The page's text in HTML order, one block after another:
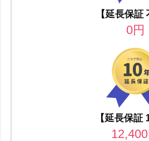
【延長保証
0円
【延長保証
12,400